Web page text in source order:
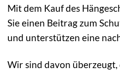
Mit dem Kauf des
Sie einen Beitrag zum
und unterstützen eine
Wir sind davon